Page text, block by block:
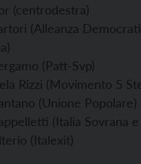
(centrodestra)
(Alleanza
(Patt-Svp)
Rizzi (Movimento 5
(Unione Popolare)
(Italia Sovrana
(Italexit)